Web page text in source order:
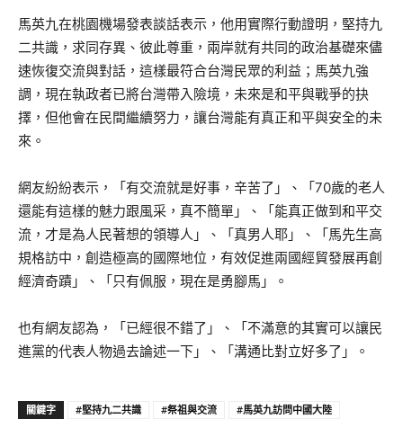
馬英九在桃園機場發表談話表示，他用實際行動證明，堅持九
二共識，求同存異、彼此尊重，兩岸就有共同的政治基礎來儘
速恢復交流與對話，這樣最符合台灣民眾的利益；馬英九強
調，現在執政者已將台灣帶入險境，未來是和平與戰爭的抉
擇，但他會在民間繼續努力，讓台灣能有真正和平與安全的未
來。
網友紛紛表示，「有交流就是好事，辛苦了」、「70歲的老人
還能有這樣的魅力跟風采，真不簡單」、「能真正做到和平交
流，才是為人民著想的領導人」、「真男人耶」、「馬先生高
規格訪中，創造極高的國際地位，有效促進兩國經貿發展再創
經濟奇蹟」、「只有佩服，現在是勇腳馬」。
也有網友認為，「已經很不錯了」、「不滿意的其實可以讓民
進黨的代表人物過去論述一下」、「溝通比對立好多了」。
關鍵字 #堅持九二共識 #祭祖與交流 #馬英九訪問中國大陸